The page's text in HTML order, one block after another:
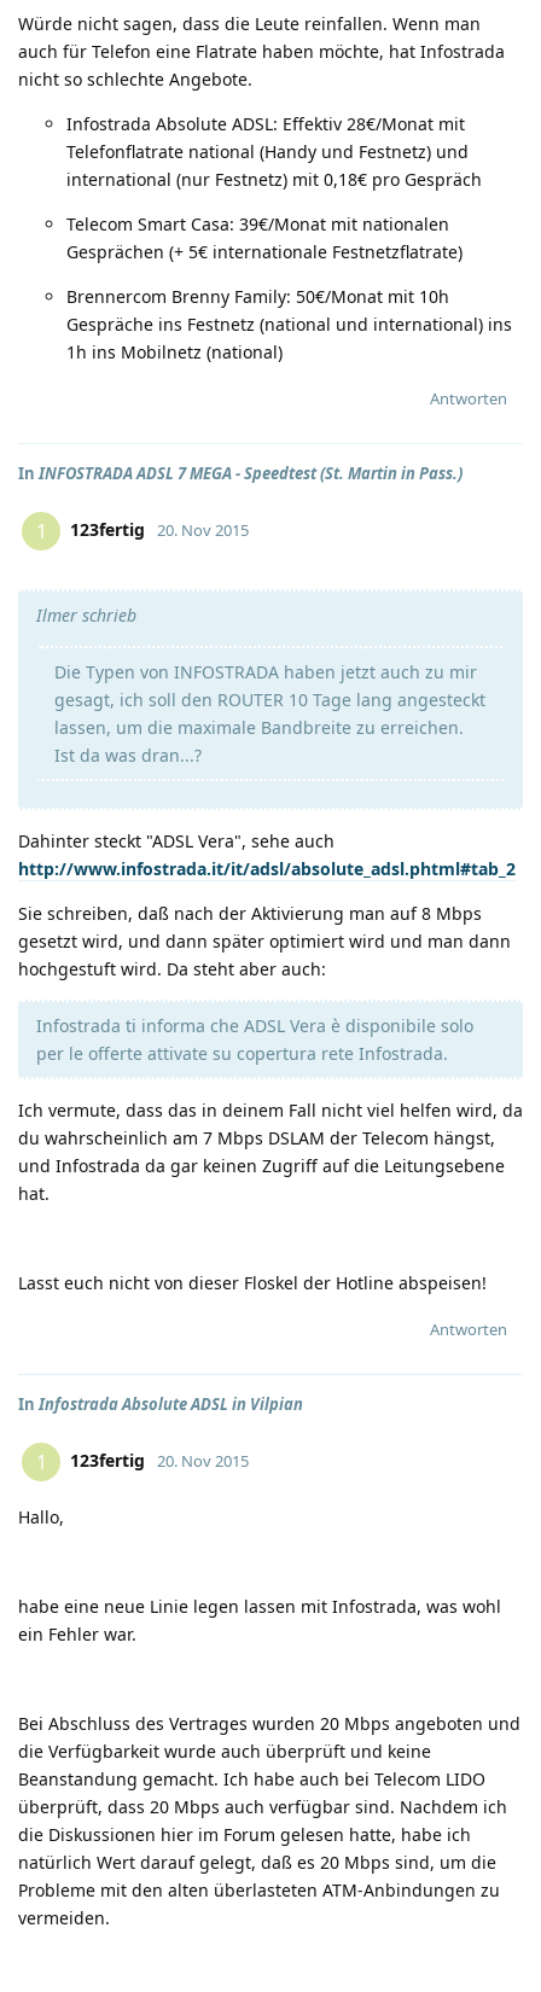
Würde nicht sagen, dass die Leute reinfallen. Wenn man
auch für Telefon eine Flatrate haben möchte, hat Infostrada
nicht so schlechte Angebote.
Infostrada Absolute ADSL: Effektiv 28€/Monat mit
Telefonflatrate national (Handy und Festnetz) und
international (nur Festnetz) mit 0,18€ pro Gespräch
Telecom Smart Casa: 39€/Monat mit nationalen
Gesprächen (+ 5€ internationale Festnetzflatrate)
Brennercom Brenny Family: 50€/Monat mit 10h
Gespräche ins Festnetz (national und international) ins
1h ins Mobilnetz (national)
Antworten
InINFOSTRADA ADSL 7 MEGA - Speedtest (St. Martin in Pass.)
1 123fertig 20. Nov 2015
Ilmer schrieb
Die Typen von INFOSTRADA haben jetzt auch zu mir
gesagt, ich soll den ROUTER 10 Tage lang angesteckt
lassen, um die maximale Bandbreite zu erreichen.
Ist da was dran...?
Dahinter steckt "ADSL Vera", sehe auch
http://www.infostrada.it/it/adsl/absolute_adsl.phtml#tab_2
Sie schreiben, daß nach der Aktivierung man auf 8 Mbps
gesetzt wird, und dann später optimiert wird und man dann
hochgestuft wird. Da steht aber auch:
Infostrada ti informa che ADSL Vera è disponibile solo
per le offerte attivate su copertura rete Infostrada.
Ich vermute, dass das in deinem Fall nicht viel helfen wird, da
du wahrscheinlich am 7 Mbps DSLAM der Telecom hängst,
und Infostrada da gar keinen Zugriff auf die Leitungsebene
hat.
Lasst euch nicht von dieser Floskel der Hotline abspeisen!
Antworten
InInfostrada Absolute ADSL in Vilpian
1 123fertig 20. Nov 2015
Hallo,
habe eine neue Linie legen lassen mit Infostrada, was wohl
ein Fehler war.
Bei Abschluss des Vertrages wurden 20 Mbps angeboten und
die Verfügbarkeit wurde auch überprüft und keine
Beanstandung gemacht. Ich habe auch bei Telecom LIDO
überprüft, dass 20 Mbps auch verfügbar sind. Nachdem ich
die Diskussionen hier im Forum gelesen hatte, habe ich
natürlich Wert darauf gelegt, daß es 20 Mbps sind, um die
Probleme mit den alten überlasteten ATM-Anbindungen zu
vermeiden.